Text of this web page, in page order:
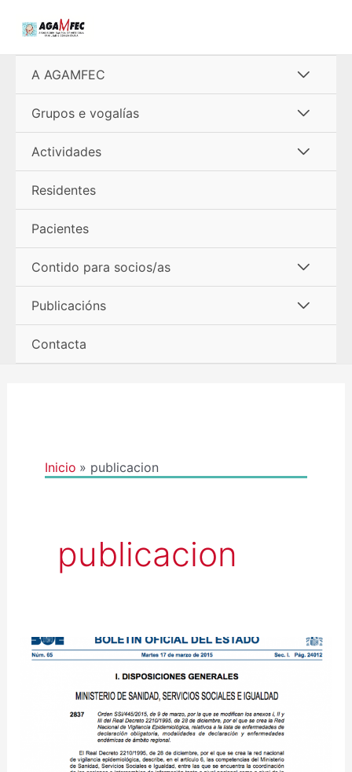
A AGAMFEC
menú
Grupos e vogalías
menú
Actividades
Residentes
Pacientes
Contido para socios/as
menú
Publicacións
Contacta
Inicio publicacion
publicacion